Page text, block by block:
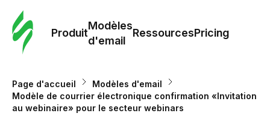
Produit
Modèles
d'email
RessourcesPricing
Page d'accueil
Modèles d'email
Modèle de courrier électronique confirmation «Invitation
au webinaire» pour le secteur webinars